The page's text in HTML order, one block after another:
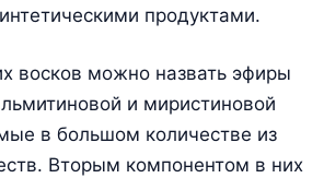
продуктами.
восков можно назвать эфиры
и миристиновой
в большом количестве из
Вторым компонентом в них